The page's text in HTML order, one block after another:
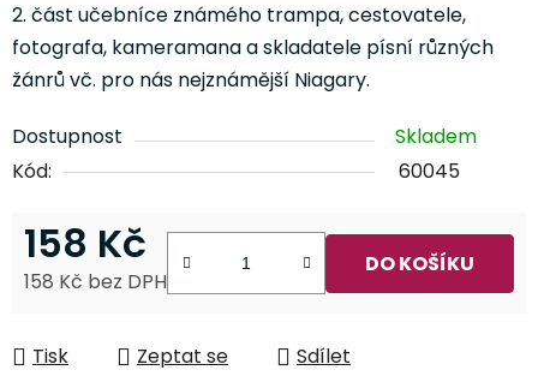
2. část učebníce známého trampa, cestovatele,
fotografa, kameramana a skladatele písní různých
žánrů vč. pro nás nejznámější Niagary.
Dostupnost
Skladem
Kód:
60045
158 Kč
158 Kč bez DPH
DO KOŠÍKU
Tisk Zeptat se Sdílet